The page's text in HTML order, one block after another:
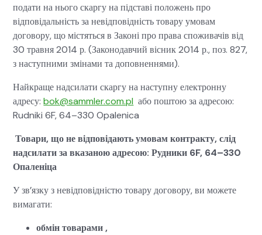
подати на нього скаргу на підставі положень про
відповідальність за невідповідність товару умовам
договору, що містяться в Законі про права споживачів від
30 травня 2014 р. (Законодавчий вісник 2014 р., поз. 827,
з наступними змінами та доповненнями).
Найкраще надсилати скаргу на наступну електронну
адресу:bok@sammler.com.pl або поштою за адресою:
Rud­ni­ki 6F, 64–330 Opaleni­ca
Товари, що не відповідають умовам контракту, слід
надсилати за вказаною адресою: Рудники 6F, 64–330
Опаленіца
У зв’язку з невідповідністю товару договору, ви можете
вимагати:
обмін товарами ,